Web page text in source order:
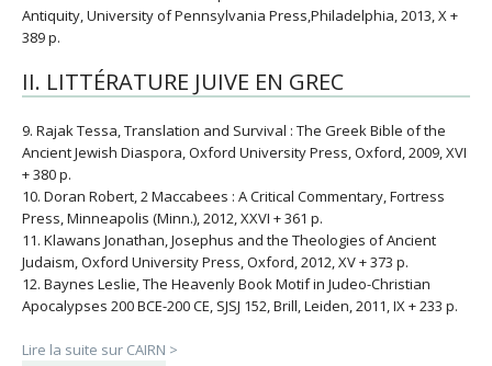
Antiquity, University of Pennsylvania Press,Philadelphia, 2013, X +
389 p.
II. LITTÉRATURE JUIVE EN GREC
9. Rajak Tessa, Translation and Survival : The Greek Bible of the
Ancient Jewish Diaspora, Oxford University Press, Oxford, 2009, XVI
+ 380 p.
10. Doran Robert, 2 Maccabees : A Critical Commentary, Fortress
Press, Minneapolis (Minn.), 2012, XXVI + 361 p.
11. Klawans Jonathan, Josephus and the Theologies of Ancient
Judaism, Oxford University Press, Oxford, 2012, XV + 373 p.
12. Baynes Leslie, The Heavenly Book Motif in Judeo-Christian
Apocalypses 200 BCE-200 CE, SJSJ 152, Brill, Leiden, 2011, IX + 233 p.
Lire la suite sur CAIRN >